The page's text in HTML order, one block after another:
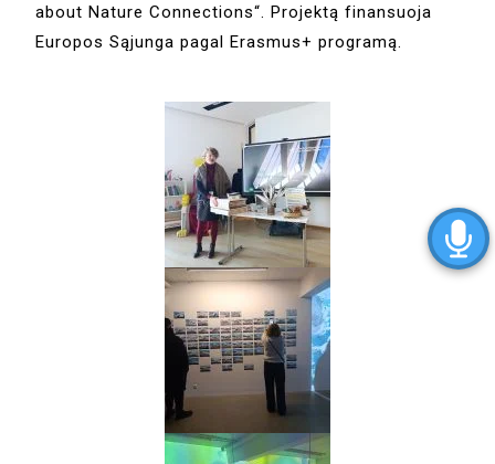
about Nature Connections“. Projektą finansuoja
Europos Sąjunga pagal Erasmus+ programą.